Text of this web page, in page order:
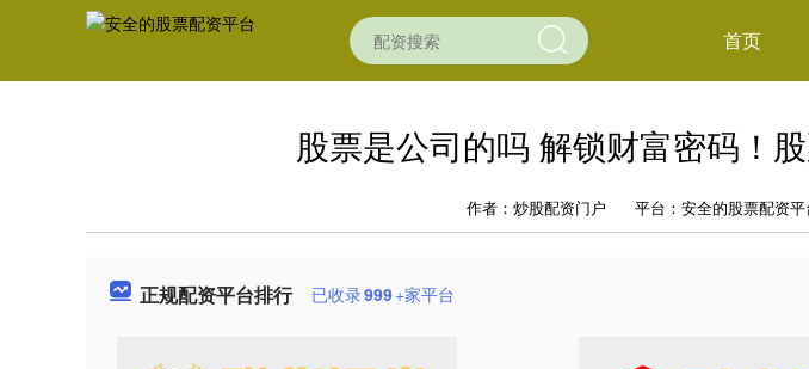
首页
股票是公司的吗 解锁财富密码！
作者：炒股配资门户 平台：安全的股票配资平
正规配资平台排行 已收录999+家平台